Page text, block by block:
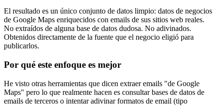
El resultado es un único conjunto de datos limpio: datos de negocios
de Google Maps enriquecidos con emails de sus sitios web reales.
No extraídos de alguna base de datos dudosa. No adivinados.
Obtenidos directamente de la fuente que el negocio eligió para
publicarlos.
Por qué este enfoque es mejor
He visto otras herramientas que dicen extraer emails "de Google
Maps" pero lo que realmente hacen es consultar bases de datos de
emails de terceros o intentar adivinar formatos de email (tipo